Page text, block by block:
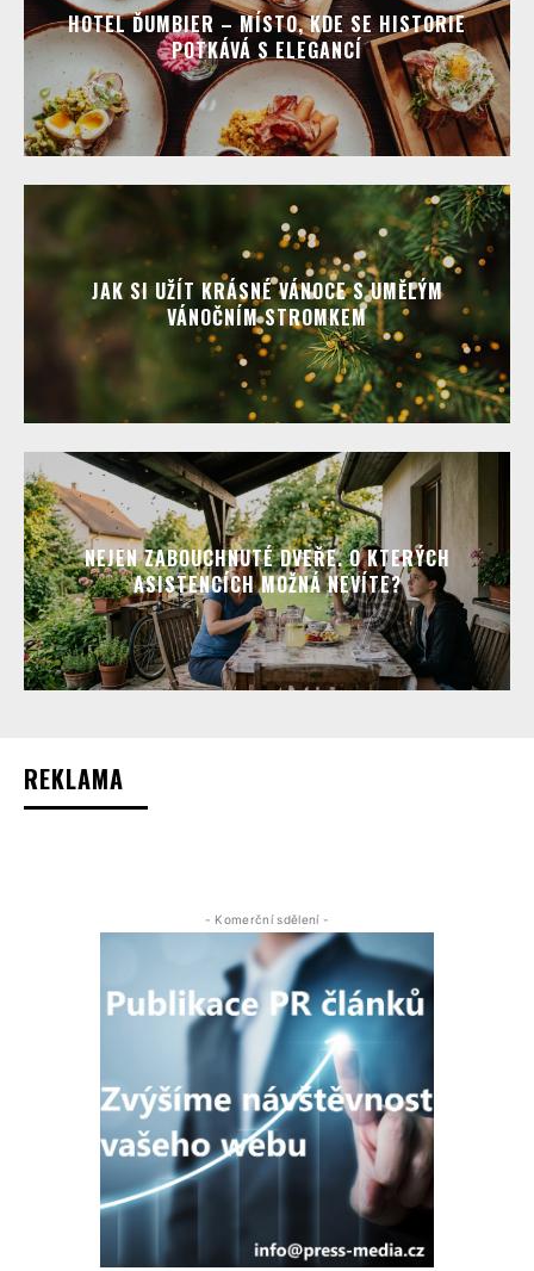
HOTEL ĎUMBIER – MÍSTO, KDE SE HISTORIE
POTKÁVÁ S ELEGANCÍ
JAK SI UŽÍT KRÁSNÉ VÁNOCE S UMĚLÝM
VÁNOČNÍM STROMKEM
NEJEN ZABOUCHNUTÉ DVEŘE. O KTERÝCH
ASISTENCÍCH MOŽNÁ NEVÍTE?
REKLAMA
- Komerční sdělení -